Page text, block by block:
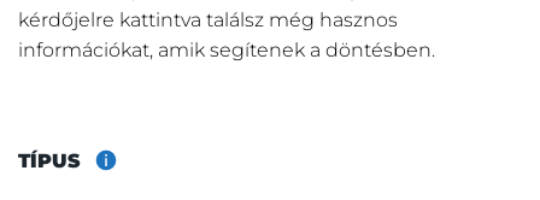
kérdőjelre kattintva találsz még hasznos
információkat, amik segítenek a döntésben.
TÍPUS